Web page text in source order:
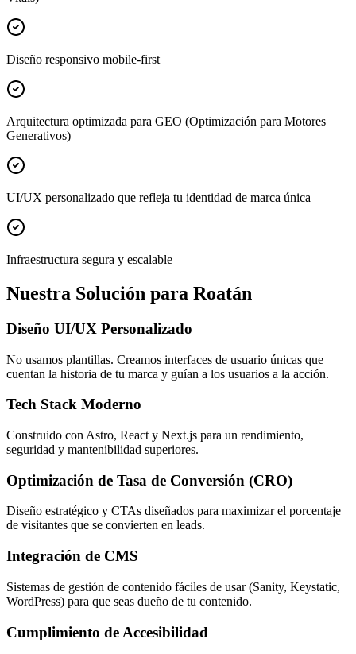
Diseño responsivo mobile-first
Arquitectura optimizada para GEO (Optimización para Motores
Generativos)
UI/UX personalizado que refleja tu identidad de marca única
Infraestructura segura y escalable
Nuestra Solución para Roatán
Diseño UI/UX Personalizado
No usamos plantillas. Creamos interfaces de usuario únicas que
cuentan la historia de tu marca y guían a los usuarios a la acción.
Tech Stack Moderno
Construido con Astro, React y Next.js para un rendimiento,
seguridad y mantenibilidad superiores.
Optimización de Tasa de Conversión (CRO)
Diseño estratégico y CTAs diseñados para maximizar el porcentaje
de visitantes que se convierten en leads.
Integración de CMS
Sistemas de gestión de contenido fáciles de usar (Sanity, Keystatic,
WordPress) para que seas dueño de tu contenido.
Cumplimiento de Accesibilidad